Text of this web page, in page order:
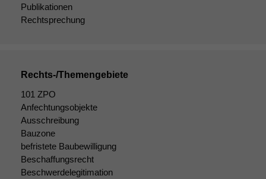
Publikationen
Rechtsprechung
Rechts-/Themengebiete
101 ZPO
Anfechtungsobjekte
Ausschreibung
Bauzone
befristete Baubewilligung
Beschaffungsrecht
Beschwerdelegitimation